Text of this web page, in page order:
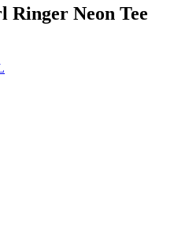
Ringer Neon Tee